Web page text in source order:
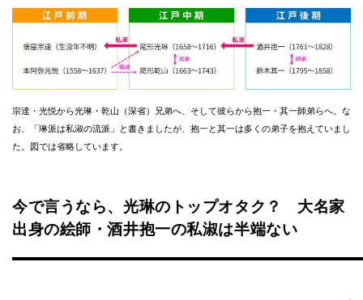
宗達・光悦から光琳・乾山（深省）兄弟へ、そして彼らから抱一・其一師弟らへ。な
お、「琳派は私淑の流派」と書きましたが、抱一と其一は多くの弟子を抱えていまし
た。図では省略しています。
今で言うなら、光琳のトップオタク？ 大名家
出身の絵師・酒井抱一の私淑は半端ない